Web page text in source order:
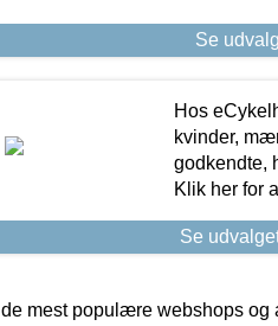
Se
Hos
kvinder,
godkendte,
Klik her for
Se
mest populære webshops og